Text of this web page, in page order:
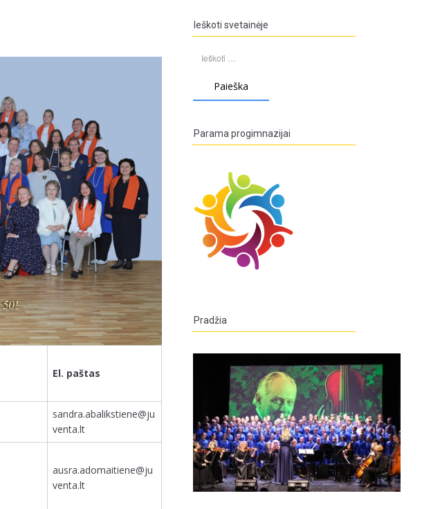
El. paštas
sandra.abalikstiene@ju
venta.lt
ausra.adomaitiene@ju
venta.lt
Ieškoti svetainėje
Parama progimnazijai
Pradžia